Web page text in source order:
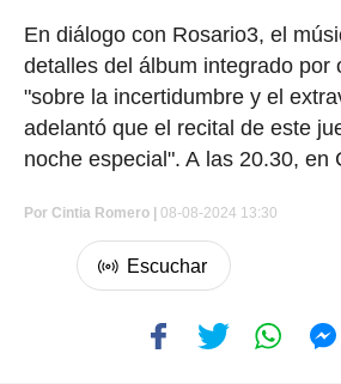
En diálogo con Rosario3, el
detalles del álbum integrado por
"sobre la incertidumbre y el
adelantó que el recital de este
noche especial". A las 20.30, en
Por Cintia Romero | 08-08-2024 13:30